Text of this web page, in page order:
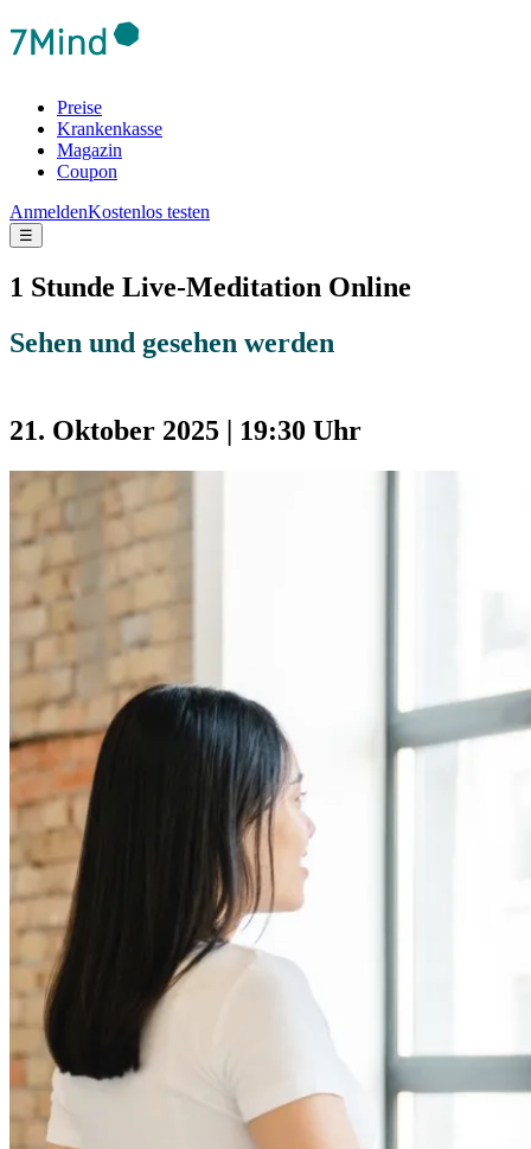
Preise
Krankenkasse
Magazin
Coupon
AnmeldenKostenlos testen
☰
1 Stunde Live-Meditation Online
Sehen und gesehen werden
21. Oktober 2025 | 19:30 Uhr